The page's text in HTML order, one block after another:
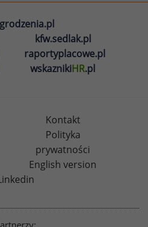
kfw.sedlak.pl
raportyplacowe.pl
wskaznikiHR.pl
Kontakt
Polityka
prywatności
English version